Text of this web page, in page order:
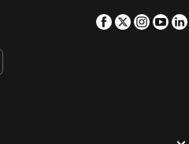
Facebook
Twitter